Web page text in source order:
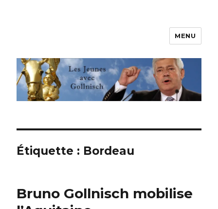
Les jeunes avec Gollnisch
MENU
Étiquette : Bordeau
Bruno Gollnisch mobilise